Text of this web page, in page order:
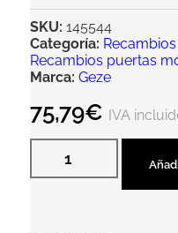
SKU:145544
Categoría:
Recambios puertas
Marca: Geze
75,79€ IVA